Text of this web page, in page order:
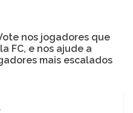
nos jogadores que
FC, e nos ajude a
mais escalados